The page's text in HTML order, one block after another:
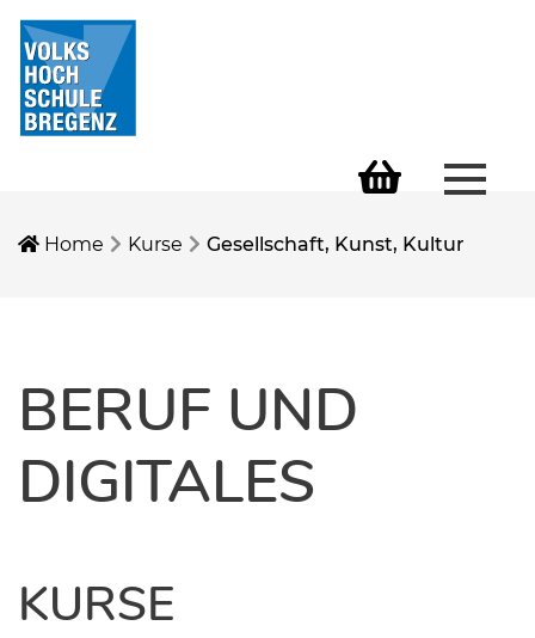
Home Kurse Gesellschaft, Kunst, Kultur
BERUF UND
DIGITALES
KURSE